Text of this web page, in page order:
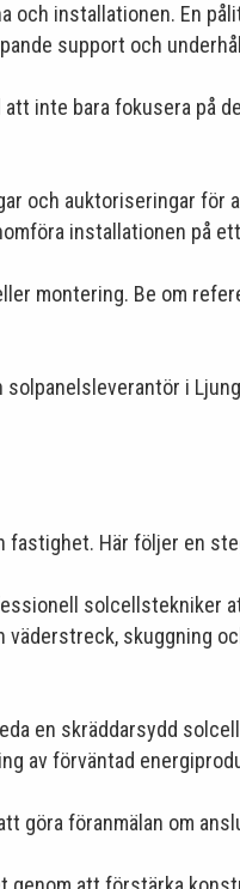
och installationen. En
support och
inte bara fokusera på
och auktoriseringar för
installationen på
montering. Be om
i
Här följer en
solcellstekniker
skuggning
en skräddarsydd
av förväntad
göra föranmälan om